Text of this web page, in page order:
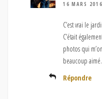
16 MARS
C’est vrai le
C’était
photos qui
beaucoup aimé.
Répondre